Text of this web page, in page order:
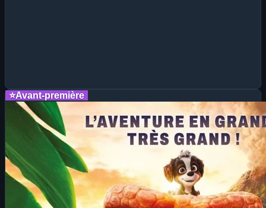
⭐Avant-première